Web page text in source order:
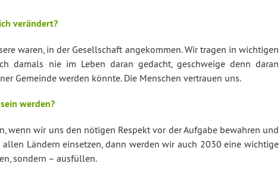
verändert?
waren, in der Ge­sell­schaft an­ge­kom­men. Wir tragen in wichtigen
damals nie im Leben daran gedacht, ge­schwei­ge denn daran
Gemeinde werden könnte. Die Menschen vertrauen uns.
werden?
wenn wir uns den nötigen Respekt vor der Aufgabe bewahren und
Ländern einsetzen, dann werden wir auch 2030 eine wichtige
sondern – ausfüllen.